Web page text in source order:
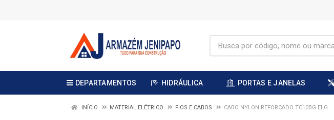
DEPARTAMENTOS HIDRÁULICA PORTAS E JANELAS
INÍCIO MATERIAL ELÉTRICO FIOS E CABOS CABO NYLON REFORCADO TC10BG ELG